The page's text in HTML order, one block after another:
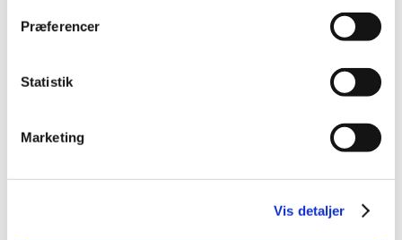
Præferencer
Statistik
Marketing
Vis detaljer
2025 (158)
september (15)